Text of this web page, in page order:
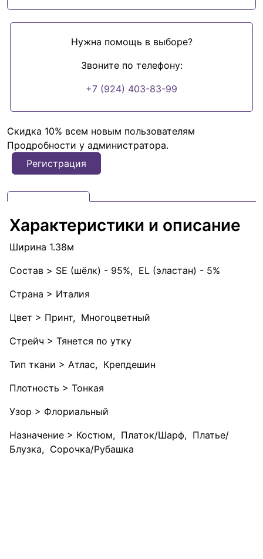
Нужна помощь в выборе?
Звоните по телефону:
+7 (924) 403-83-99
Скидка 10% всем новым пользователям
Продробности у администратора.
Регистрация
Характеристики и описание
Ширина 1.38м
Состав > SE (шёлк) - 95%, EL (эластан) - 5%
Страна > Италия
Цвет > Принт, Многоцветный
Стрейч > Тянется по утку
Тип ткани > Атлас, Крепдешин
Плотность > Тонкая
Узор > Флориальный
Назначение > Костюм, Платок/Шарф, Платье/
Блузка, Сорочка/Рубашка